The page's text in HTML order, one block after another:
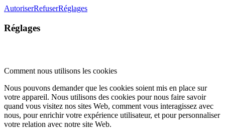
AutoriserRefuserRéglages
Réglages
Comment nous utilisons les cookies
Nous pouvons demander que les cookies soient mis en place sur
votre appareil. Nous utilisons des cookies pour nous faire savoir
quand vous visitez nos sites Web, comment vous interagissez avec
nous, pour enrichir votre expérience utilisateur, et pour personnaliser
votre relation avec notre site Web.